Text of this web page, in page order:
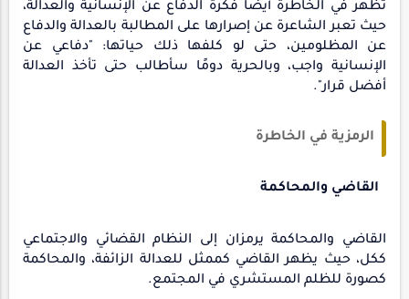
تظهر في الخاطرة أيضًا فكرة الدفاع عن الإنسانية والعدالة،
حيث تعبر الشاعرة عن إصرارها على المطالبة بالعدالة والدفاع
عن المظلومين، حتى لو كلفها ذلك حياتها: "دفاعي عن
الإنسانية واجب، وبالحرية دومًا سأطالب حتى تأخذ العدالة
أفضل قرار".
الرمزية في الخاطرة
القاضي والمحاكمة
القاضي والمحاكمة يرمزان إلى النظام القضائي والاجتماعي
ككل، حيث يظهر القاضي كممثل للعدالة الزائفة، والمحاكمة
كصورة للظلم المستشري في المجتمع.